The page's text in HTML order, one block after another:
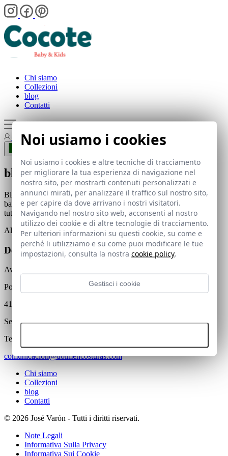
Chi siamo
Collezioni
blog
Contatti
Area clienti
blog
Blog ufficiale di José Varón, marchio specializzato nella moda per
bambini e neonati. Scopri le nostre collezioni, tendenze, eventi e
tutte le novità del settore della moda infantile.
Al momento non ci sono articoli pubblicati sul blog.
Dolmen Costuras SL
Av. Dólmenes de Valencina 32-34
Polígono Industrial Navexpo
41907 Valencina de la Concepción
Sevilla
Telefono: +34 955 998 261
comunicacion@dolmencosturas.com
Chi siamo
Collezioni
blog
Contatti
© 2026 José Varón - Tutti i diritti riservati.
Note Legali
Informativa Sulla Privacy
Informativa Sui Cookie
Noi usiamo i cookies
Noi usiamo i cookies e altre tecniche di tracciamento
per migliorare la tua esperienza di navigazione nel
nostro sito, per mostrarti contenuti personalizzati e
annunci mirati, per analizzare il traffico sul nostro sito,
e per capire da dove arrivano i nostri visitatori.
Navigando nel nostro sito web, acconsenti al nostro
utilizzo dei cookie e di altre tecnologie di tracciamento.
Per ulteriori informazioni su questi cookie, su come e
perché li utilizziamo e su come puoi modificare le tue
impostazioni, consulta la nostra cookie policy.
Gestisci i cookie